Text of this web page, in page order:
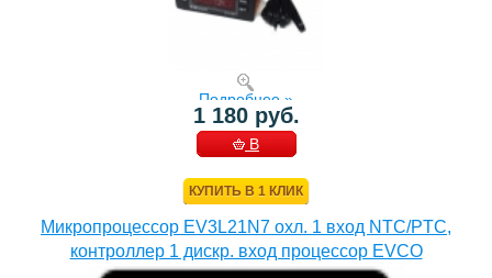
Подробнее »
1 180 руб.
В
КУПИТЬ В 1 КЛИК
Микропроцессор EV3L21N7 охл. 1 вход NTC/PTC,
контроллер 1 дискр. вход процессор EVCO